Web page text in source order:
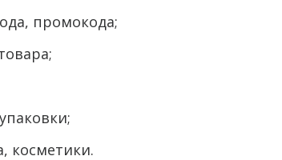
промокода;
косметики.